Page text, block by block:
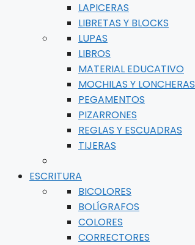
LAPICERAS
LIBRETAS Y BLOCKS
LUPAS
LIBROS
MATERIAL EDUCATIVO
MOCHILAS Y LONCHERAS
PEGAMENTOS
PIZARRONES
REGLAS Y ESCUADRAS
TIJERAS
ESCRITURA
BICOLORES
BOLÍGRAFOS
COLORES
CORRECTORES